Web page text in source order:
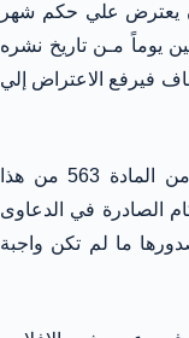
يعترض علي حكم شهر
يوماً مـن تاريخ نشره
فيرفع الاعتراض إلي
2ـ ومع عدم الإخلال بأحكام الفقرة الأولي من المادة 563 من هذا
الصادرة في الدعاوى
ما لم تكن واجبة